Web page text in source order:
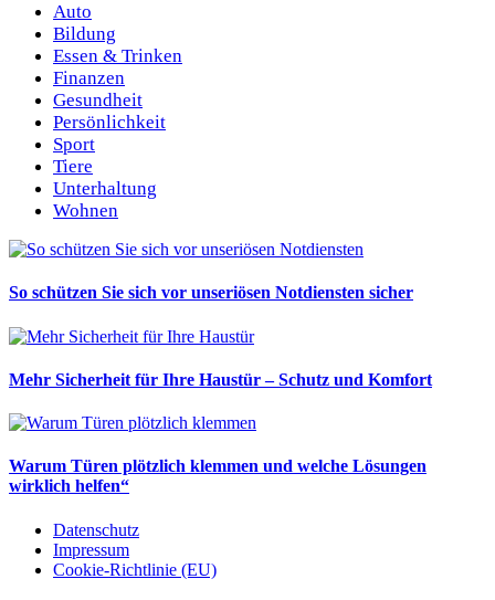
Auto
Bildung
Essen & Trinken
Finanzen
Gesundheit
Persönlichkeit
Sport
Tiere
Unterhaltung
Wohnen
So schützen Sie sich vor unseriösen Notdiensten sicher
Mehr Sicherheit für Ihre Haustür – Schutz und Komfort
Warum Türen plötzlich klemmen und welche Lösungen
wirklich helfen“
Datenschutz
Impressum
Cookie-Richtlinie (EU)